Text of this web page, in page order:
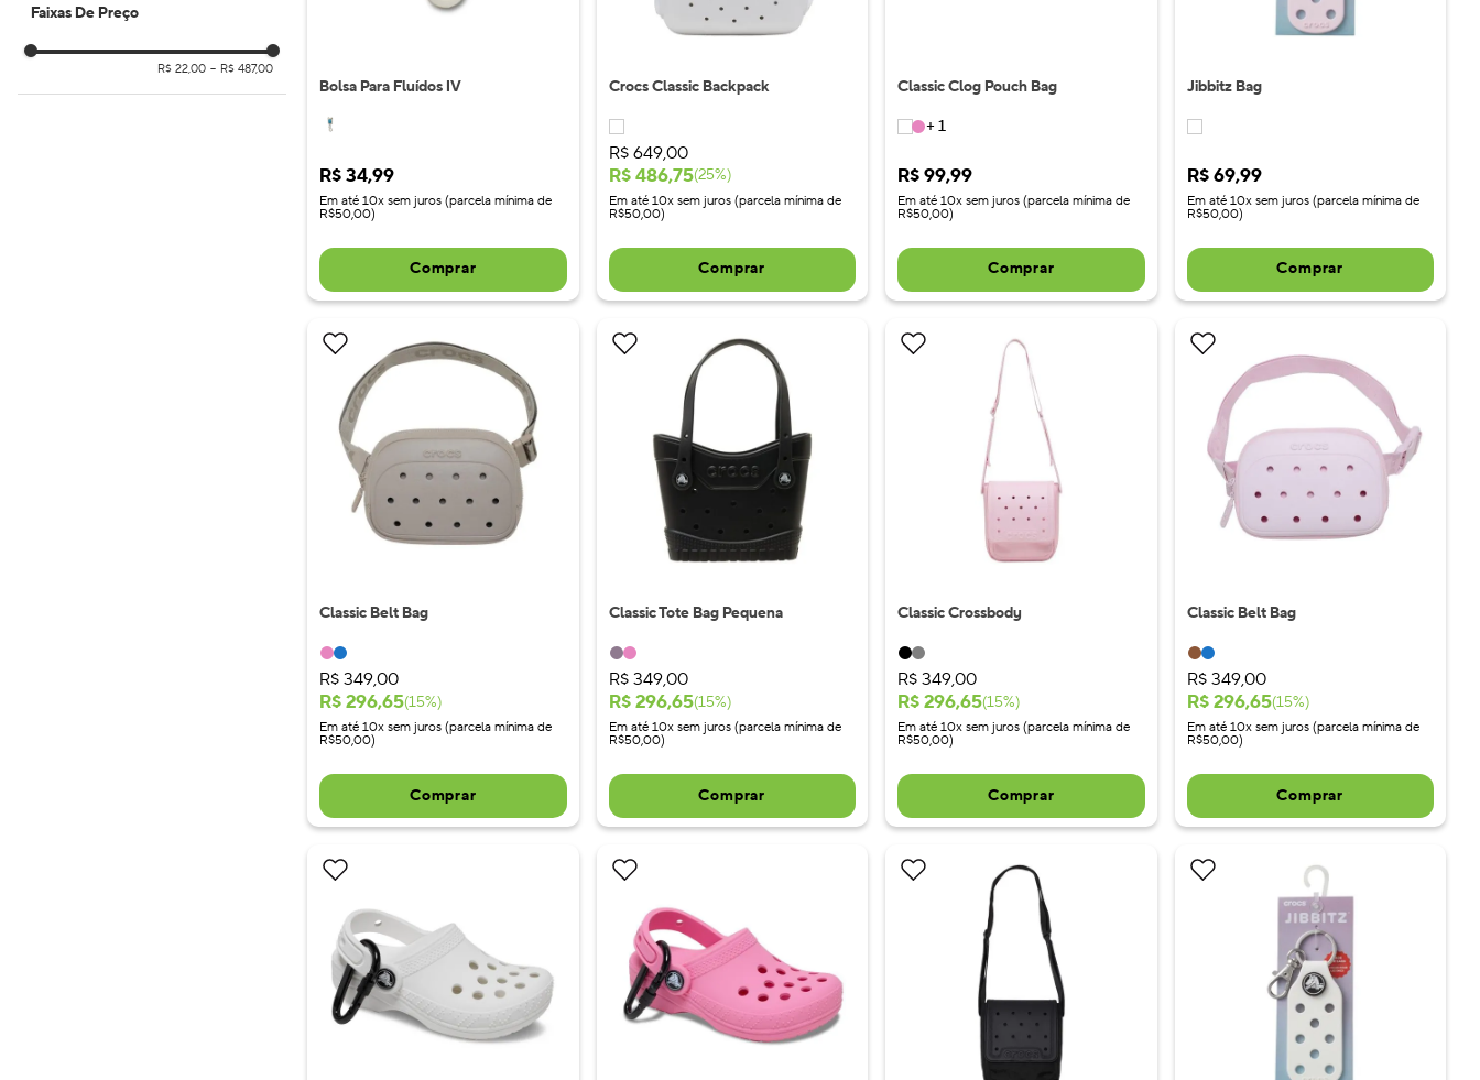
Verde
Faixas De Preço
R$ 22,00 – R$ 487,00
Bolsa Para Fluídos IV
R$34,99
Em até 10x sem juros (parcela mínima de
R$50,00)
Comprar
Crocs Classic Backpack
R$ 649,00
R$ 486,75(25%)
Em até 10x sem juros (parcela mínima de
R$50,00)
Comprar
Classic Clog Pouch Bag
+ 1
R$99,99
Em até 10x sem juros (parcela mínima de
R$50,00)
Comprar
Jibbitz Bag
R$ 69,99
Em até 10x sem juros (parcela mínima de
R$50,00)
Comprar
Classic Belt Bag
R$ 349,00
R$296,65(15%)
Em até 10x sem juros (parcela mínima de
R$50,00)
Comprar
Classic Tote Bag Pequena
R$ 349,00
R$ 296,65(15%)
Em até 10x sem juros (parcela mínima de
R$50,00)
Comprar
Classic Crossbody
R$ 349,00
R$296,65(15%)
Em até 10x sem juros (parcela mínima de
R$50,00)
Comprar
Classic Belt Bag
R$ 349,00
R$ 296,65(15%)
Em até 10x sem juros (parcela mínima de
R$50,00)
Comprar